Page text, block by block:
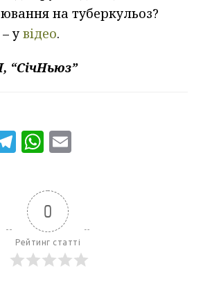
на туберкульоз?
– увідео.
“СічНьюз”
Telegram
WhatsApp
0
Рейтинг статті